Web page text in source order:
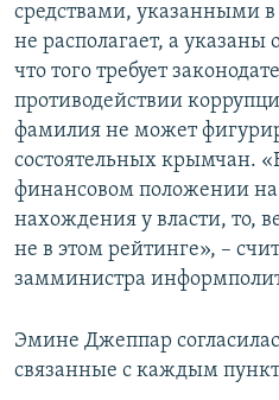
средствами, указанными
не располагает, а
что того требует
противодействии
фамилия не может
состоятельных крымчан.
финансовом положении
нахождения у власти, то,
не в этом рейтинге», –
замминистра
Эмине Джеппар
связанные с каждым